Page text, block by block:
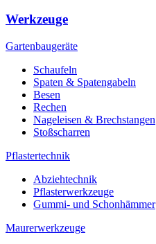
Werkzeuge
Gartenbaugeräte
Schaufeln
Spaten & Spatengabeln
Besen
Rechen
Nageleisen & Brechstangen
Stoßscharren
Pflastertechnik
Abziehtechnik
Pflasterwerkzeuge
Gummi- und Schonhämmer
Maurerwerkzeuge